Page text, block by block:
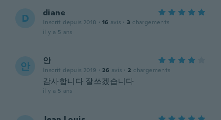
D diane
Inscrit depuis 2018 · 16 avis · 3 chargements
il y a 5 ans
안 안
Inscrit depuis 2019 · 26 avis · 2 chargements
감사합니다 잘쓰겠습니다
il y a 5 ans